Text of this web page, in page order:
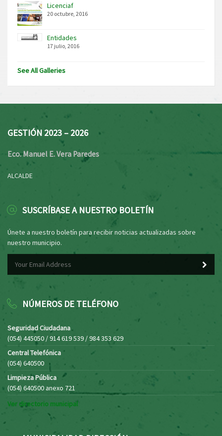
Licenciaf
20 octubre, 2016
Entidades
17 julio, 2016
See All Galleries
GESTIÓN 2023 – 2026
Eco. Manuel E. Vera Paredes
ALCALDE
SUSCRÍBASE A NUESTRO BOLETÍN
Únete a nuestro boletín para recibir noticias actualizadas sobre
nuestro municipio.
NÚMEROS DE TELÉFONO
Seguridad Ciudadana
(054) 445050 / 914 619 539 / 984 353 629
Central Telefónica
(054) 640500
Limpieza Pública
(054) 640500 anexo 721
Ver directorio municipal